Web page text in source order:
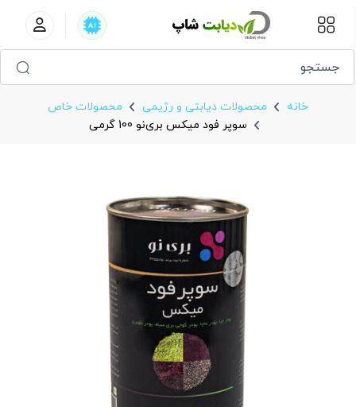
خانه محصولات دیابتی و رژیمی
محصولات خاص
سوپر فود میکس بری‌نو 100 گرمی